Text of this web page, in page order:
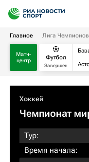
Главное Лига Чемпионов
Матч-
центр
Футбол
Завершен
Хоккей
Чемпионат
Тур:
Время начала: